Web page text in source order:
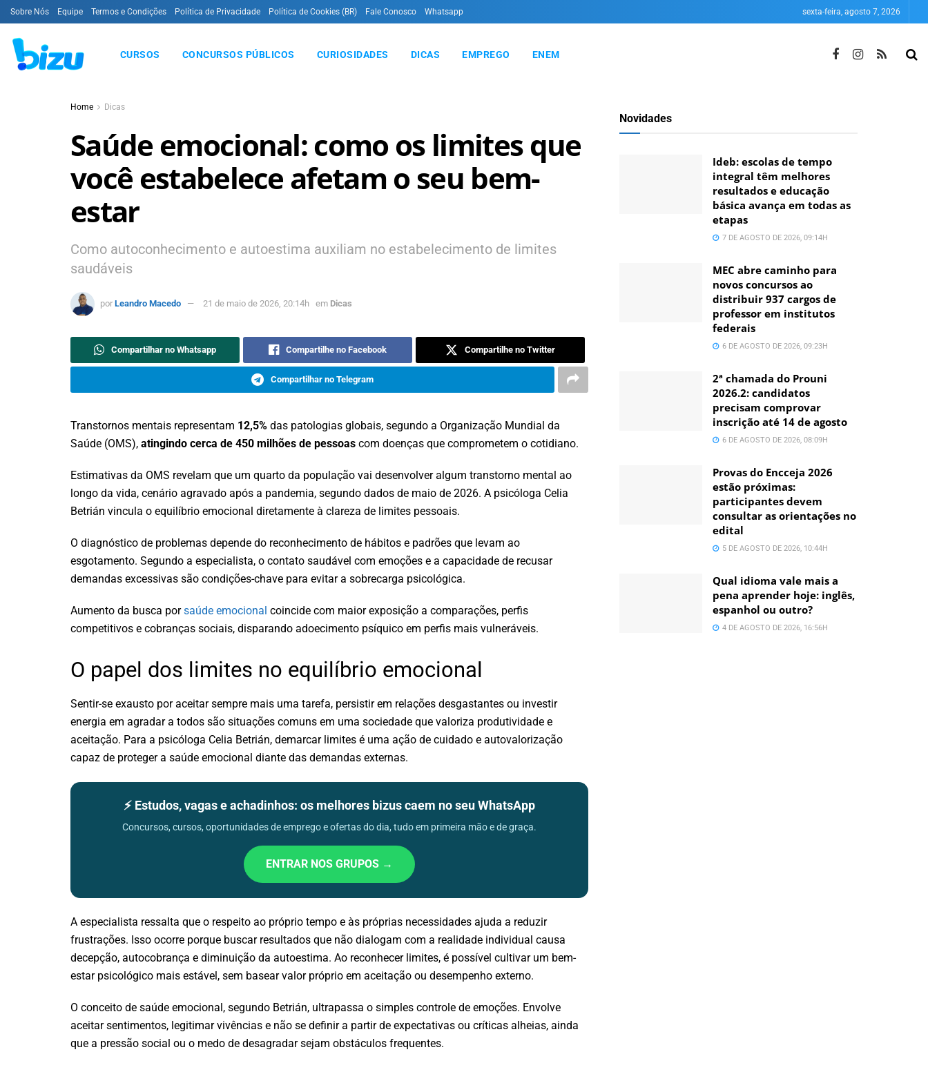
Sobre Nós Equipe Termos e Condições Política de Privacidade Política de Cookies (BR) Fale Conosco Whatsapp sexta-feira, agosto 7, 2026
CURSOS CONCURSOS PÚBLICOS CURIOSIDADES DICAS EMPREGO ENEM
Home Dicas
Saúde emocional: como os limites que
você estabelece afetam o seu bem-
estar
Como autoconhecimento e autoestima auxiliam no estabelecimento de limites
saudáveis
por Leandro Macedo 21 de maio de 2026, 20:14h em Dicas
Compartilhar no Whatsapp Compartilhe no Facebook Compartilhe no Twitter
Compartilhar no Telegram
Transtornos mentais representam 12,5% das patologias globais, segundo a Organização Mundial da
Saúde (OMS), atingindo cerca de 450 milhões de pessoas com doenças que comprometem o cotidiano.
Estimativas da OMS revelam que um quarto da população vai desenvolver algum transtorno mental ao
longo da vida, cenário agravado após a pandemia, segundo dados de maio de 2026. A psicóloga Celia
Betrián vincula o equilíbrio emocional diretamente à clareza de limites pessoais.
O diagnóstico de problemas depende do reconhecimento de hábitos e padrões que levam ao
esgotamento. Segundo a especialista, o contato saudável com emoções e a capacidade de recusar
demandas excessivas são condições-chave para evitar a sobrecarga psicológica.
Aumento da busca porsaúde emocional coincide com maior exposição a comparações, perfis
competitivos e cobranças sociais, disparando adoecimento psíquico em perfis mais vulneráveis.
O papel dos limites no equilíbrio emocional
Sentir-se exausto por aceitar sempre mais uma tarefa, persistir em relações desgastantes ou investir
energia em agradar a todos são situações comuns em uma sociedade que valoriza produtividade e
aceitação. Para a psicóloga Celia Betrián, demarcar limites é uma ação de cuidado e autovalorização
capaz de proteger a saúde emocional diante das demandas externas.
⚡ Estudos, vagas e achadinhos: os melhores bizus caem no seu WhatsApp
Concursos, cursos, oportunidades de emprego e ofertas do dia, tudo em primeira mão e de graça.
ENTRAR NOS GRUPOS →
A especialista ressalta que o respeito ao próprio tempo e às próprias necessidades ajuda a reduzir
frustrações. Isso ocorre porque buscar resultados que não dialogam com a realidade individual causa
decepção, autocobrança e diminuição da autoestima. Ao reconhecer limites, é possível cultivar um bem-
estar psicológico mais estável, sem basear valor próprio em aceitação ou desempenho externo.
O conceito de saúde emocional, segundo Betrián, ultrapassa o simples controle de emoções. Envolve
aceitar sentimentos, legitimar vivências e não se definir a partir de expectativas ou críticas alheias, ainda
que a pressão social ou o medo de desagradar sejam obstáculos frequentes.
Novidades
Ideb: escolas de tempo
integral têm melhores
resultados e educação
básica avança em todas as
etapas
7 DE AGOSTO DE 2026, 09:14H
MEC abre caminho para
novos concursos ao
distribuir 937 cargos de
professor em institutos
federais
6 DE AGOSTO DE 2026, 09:23H
2ª chamada do Prouni
2026.2: candidatos
precisam comprovar
inscrição até 14 de agosto
6 DE AGOSTO DE 2026, 08:09H
Provas do Encceja 2026
estão próximas:
participantes devem
consultar as orientações no
edital
5 DE AGOSTO DE 2026, 10:44H
Qual idioma vale mais a
pena aprender hoje: inglês,
espanhol ou outro?
4 DE AGOSTO DE 2026, 16:56H